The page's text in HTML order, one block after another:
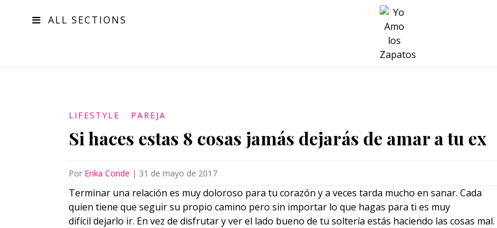
ALL SECTIONS
SALUD
LIFESTYLE PAREJA
Si haces estas 8 cosas jamás dejarás de amar a tu ex
Por Erika Conde | 31 de mayo de 2017
Terminar una relación es muy doloroso para tu corazón y a veces tarda mucho en sanar. Cada
quien tiene que seguir su propio camino pero sin importar lo que hagas para ti es muy
difícil dejarlo ir. En vez de disfrutar y ver el lado bueno de tu soltería estás haciendo las cosas mal.